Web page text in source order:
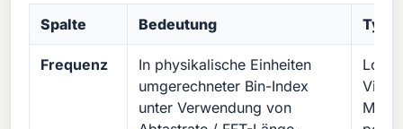
Spalte Bedeutung
Frequenz
In physikalische Einheiten
umgerechneter Bin-Index
unter Verwendung von